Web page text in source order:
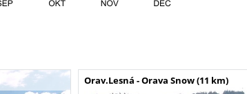
Orav.Lesná - Orava Snow (11 km)